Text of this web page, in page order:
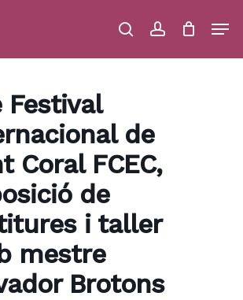
searchaccount
Close
Festival
de
Coral FCEC,
de
i taller
mestre
Brotons
Menu